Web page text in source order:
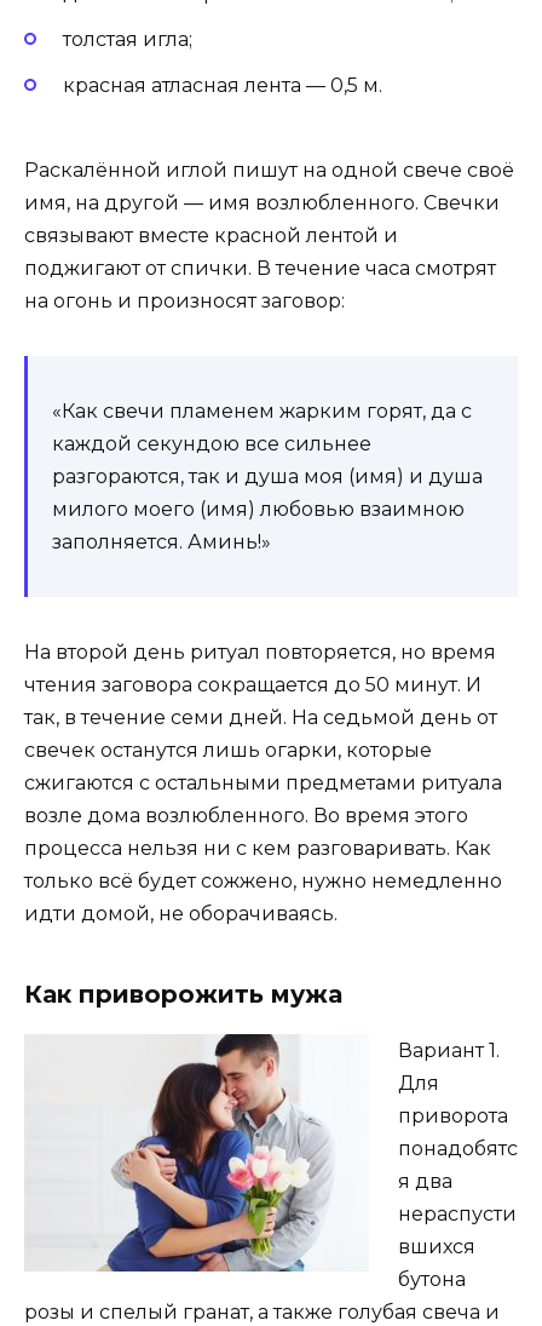
толстая игла;
красная атласная лента — 0,5 м.
Раскалённой иглой пишут на одной свече своё
имя, на другой — имя возлюбленного. Свечки
связывают вместе красной лентой и
поджигают от спички. В течение часа смотрят
на огонь и произносят заговор:
«Как свечи пламенем жарким горят, да с
каждой секундою все сильнее
разгораются, так и душа моя (имя) и душа
милого моего (имя) любовью взаимною
заполняется. Аминь!»
На второй день ритуал повторяется, но время
чтения заговора сокращается до 50 минут. И
так, в течение семи дней. На седьмой день от
свечек останутся лишь огарки, которые
сжигаются с остальными предметами ритуала
возле дома возлюбленного. Во время этого
процесса нельзя ни с кем разговаривать. Как
только всё будет сожжено, нужно немедленно
идти домой, не оборачиваясь.
Как приворожить мужа
Вариант 1.
Для
приворота
понадобятс
я два
нераспусти
вшихся
бутона
розы и спелый гранат, а также голубая свеча и